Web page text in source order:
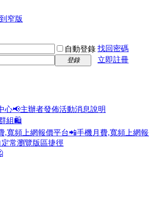
窄版
自動登錄 找回密碼
登錄
立即註冊
心📢主辦者發佈活動消息說明
組🛍️
,寬頻上網報價平台📲手機月費,寬頻上網
定常瀏覽版區捷徑